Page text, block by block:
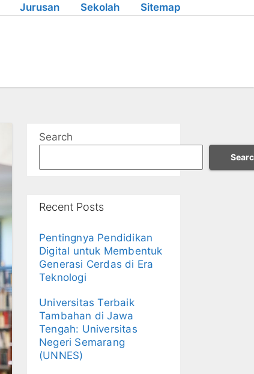
Jurusan Sekolah Sitemap
Search
Recent Posts
Pentingnya Pendidikan
Digital untuk Membentuk
Generasi Cerdas di Era
Teknologi
Universitas Terbaik
Tambahan di Jawa
Tengah: Universitas
Negeri Semarang
(UNNES)